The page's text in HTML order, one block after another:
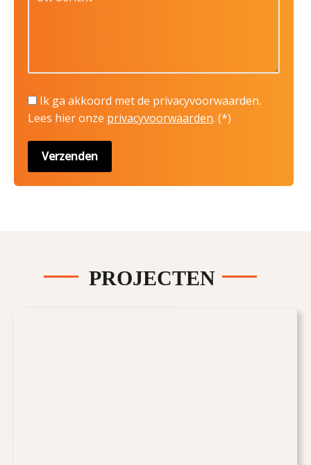
Ik ga akkoord met de privacyvoorwaarden.
Lees hier onze privacyvoorwaarden. (*)
PROJECTEN